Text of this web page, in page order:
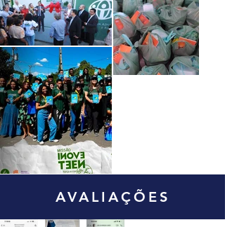
AVALIAÇÕES